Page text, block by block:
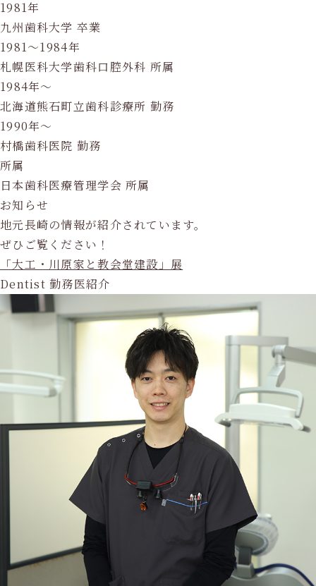
1981年
九州歯科大学 卒業
1981～1984年
札幌医科大学歯科口腔外科 所属
1984年〜
北海道熊石町立歯科診療所 勤務
1990年〜
村橋歯科医院 勤務
所属
日本歯科医療管理学会 所属
お知らせ
地元長崎の情報が紹介されています。
ぜひご覧ください！
「大工・川原家と教会堂建設」展
Dentist 勤務医紹介